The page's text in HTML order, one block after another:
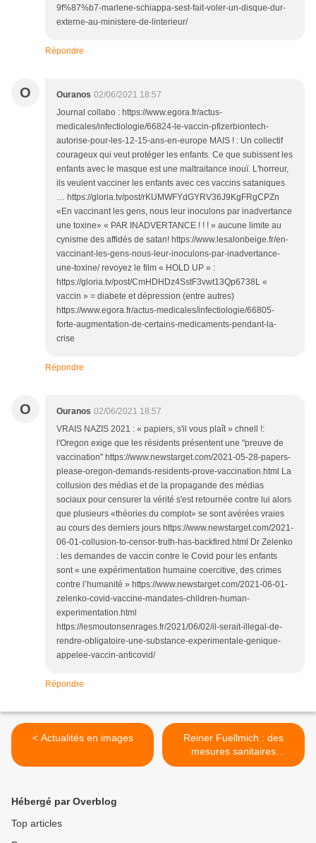
9f%87%b7-marlene-schiappa-sest-fait-voler-un-disque-dur-
externe-au-ministere-de-linterieur/
Répondre
O Ouranos 02/06/2021 18:57
Journal collabo : https://www.egora.fr/actus-
medicales/infectiologie/66824-le-vaccin-pfizerbiontech-
autorise-pour-les-12-15-ans-en-europe MAIS ! : Un collectif
courageux qui veut protéger les enfants. Ce que subissent les
enfants avec le masque est une maltraitance inouï. L'horreur,
ils veulent vacciner les enfants avec ces vaccins sataniques
… https://gloria.tv/post/rKUMWFYdGYRV36J9KgFRgCPZn
«En vaccinant les gens, nous leur inoculons par inadvertance
une toxine» « PAR INADVERTANCE ! ! ! » aucune limite au
cynisme des affidés de satan! https://www.lesalonbeige.fr/en-
vaccinant-les-gens-nous-leur-inoculons-par-inadvertance-
une-toxine/ revoyez le film « HOLD UP » :
https://gloria.tv/post/CmHDHDz4SstF3vwt13Qp6738L «
vaccin » = diabete et dépression (entre autres)
https://www.egora.fr/actus-medicales/infectiologie/66805-
forte-augmentation-de-certains-medicaments-pendant-la-
crise
Répondre
O Ouranos 02/06/2021 18:57
VRAIS NAZIS 2021 : « papiers, s'il vous plaît » chnell !:
l'Oregon exige que les résidents présentent une "preuve de
vaccination" https://www.newstarget.com/2021-05-28-papers-
please-oregon-demands-residents-prove-vaccination.html La
collusion des médias et de la propagande des médias
sociaux pour censurer la vérité s'est retournée contre lui alors
que plusieurs «théories du complot» se sont avérées vraies
au cours des derniers jours https://www.newstarget.com/2021-
06-01-collusion-to-censor-truth-has-backfired.html Dr Zelenko
: les demandes de vaccin contre le Covid pour les enfants
sont « une expérimentation humaine coercitive, des crimes
contre l’humanité » https://www.newstarget.com/2021-06-01-
zelenko-covid-vaccine-mandates-children-human-
experimentation.html
https://lesmoutonsenrages.fr/2021/06/02/il-serait-illegal-de-
rendre-obligatoire-une-substance-experimentale-genique-
appelee-vaccin-anticovid/
Répondre
< Actualités en images
Reiner Fuellmich : des
mesures sanitaires
injustifiées >
Hébergé par Overblog
Top articles